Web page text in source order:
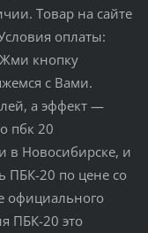
Товар на сайте
оплаты:
кнопку
с Вами.
а эффект —
пбк 20
в Новосибирске, и
ПБК-20 по цене со
официального
ПБК-20 это